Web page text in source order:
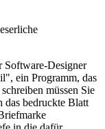
Software-Designer
ein Programm, das
müssen Sie
bedruckte Blatt